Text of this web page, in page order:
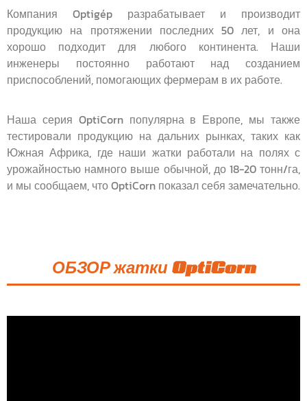
Компания Optigép разрабатывает и производит
продукцию на протяжении последних 50 лет, и она
хорошо подходит для любого континента. Наши
инженеры постоянно работают над созданием
приспособлений, помогающих фермерам в их работе.
Наша серия OptiCorn популярна в Европе, мы также
тестировали продукцию на дальних рынках, таких как
Южная Африка, где наши жатки работали на полях с
урожайностью намного выше обычной, до 18-20 тонн/га,
и мы сообщаем, что OptiCorn показал себя замечательно.
ОБЗОР жатки OptiCorn